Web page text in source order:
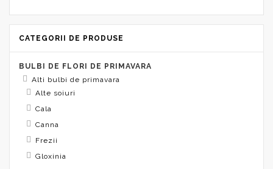
CATEGORII DE PRODUSE
BULBI DE FLORI DE PRIMAVARA
Alti bulbi de primavara
Alte soiuri
Cala
Canna
Frezii
Gloxinia